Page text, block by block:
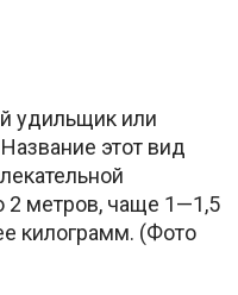
удильщик или
этот вид
2 метров, чаще 1—1,5
килограмм. (Фото